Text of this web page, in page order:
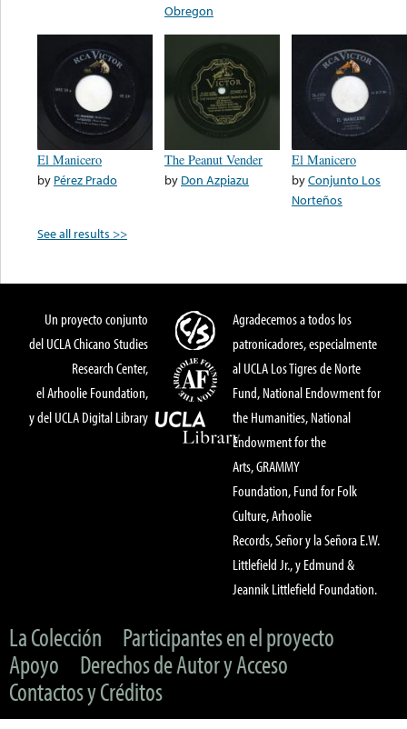
Obregon
El Manicero
by Pérez Prado
The Peanut Vender
by Don Azpiazu
El Manicero
byConjunto Los
Norteños
See all results >>
Un proyecto conjunto
del UCLA Chicano Studies
Research Center,
el Arhoolie Foundation,
y del UCLA Digital Library
Agradecemos a todos los
patronicadores, especialmente
al UCLA Los Tigres de Norte
Fund, National Endowment for
the Humanities, National
Endowment for the
Arts, GRAMMY
Foundation, Fund for Folk
Culture, Arhoolie
Records, Señor y la Señora E.W.
Littlefield Jr., y Edmund &
Jeannik Littlefield Foundation.
La Colección
Participantes en el proyecto
Apoyo
Derechos de Autor y Acceso
Contactos y Créditos